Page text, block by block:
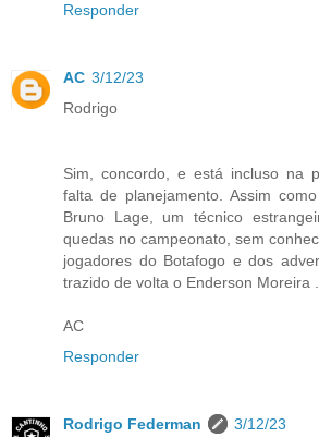
Responder
AC 3/12/23
Rodrigo
Sim, concordo, e está incluso na
falta de planejamento. Assim
Bruno Lage, um técnico
quedas no campeonato, sem
jogadores do Botafogo e dos
trazido de volta o Enderson Moreira
AC
Responder
Rodrigo Federman
3/12/23